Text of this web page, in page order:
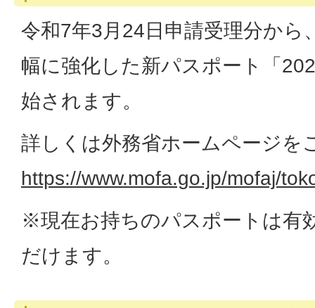
令和7年3月24日申請受理分から
幅に強化した新パスポート「
始されます。
詳しくは外務省ホームページを
https://www.mofa.go.jp/mofaj/
※現在お持ちのパスポートは有
だけます。